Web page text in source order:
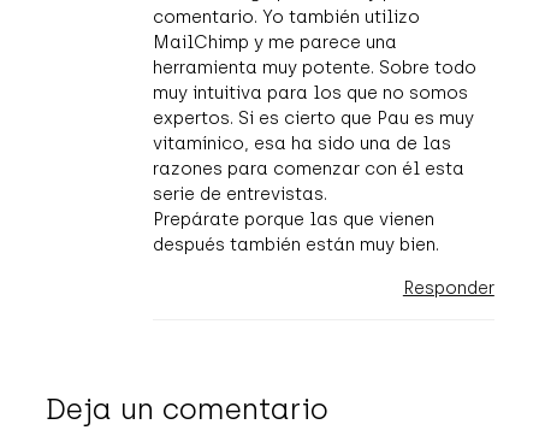
comentario. Yo también utilizo
MailChimp y me parece una
herramienta muy potente. Sobre todo
muy intuitiva para los que no somos
expertos. Si es cierto que Pau es muy
vitamínico, esa ha sido una de las
razones para comenzar con él esta
serie de entrevistas.
Prepárate porque las que vienen
después también están muy bien.
Responder
Deja un comentario